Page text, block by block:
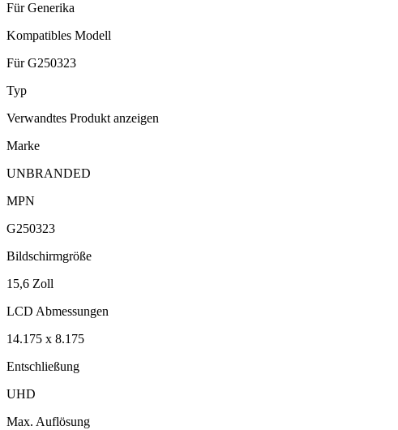
Für Generika
Kompatibles Modell
Für G250323
Typ
Verwandtes Produkt anzeigen
Marke
UNBRANDED
MPN
G250323
Bildschirmgröße
15,6 Zoll
LCD Abmessungen
14.175 x 8.175
Entschließung
UHD
Max. Auflösung